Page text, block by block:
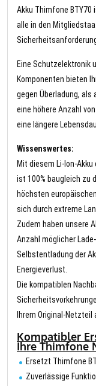
Akku Thimfone BTY70
alle in den
Eine Schutzelektronik
Komponenten bieten
gegen Überladung, als
eine höhere Anzahl
eine längere
Wissenswertes:
Mit diesem Li-Ion-
ist 100% baugleich zu
höchsten
sich durch extreme
Zudem haben unsere
Anzahl möglicher
Selbstentladung der
Energieverlust.
Die kompatiblen
Ihrem Original-
Kompatibler
Ihre Thimfone
Ersetzt Thimfone
Zuverlässige